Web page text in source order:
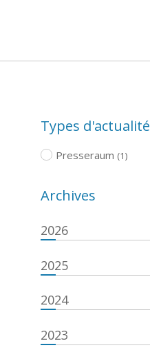
Types d'actualité
Presseraum (1)
Archives
2026
2025
2024
2023